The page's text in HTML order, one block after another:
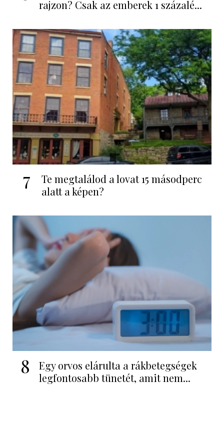
rajzon? Csak az emberek 1 százalé...
7
Te megtalálod a lovat 15 másodperc
alatt a képen?
8
Egy orvos elárulta a rákbetegségek
legfontosabb tünetét, amit nem...